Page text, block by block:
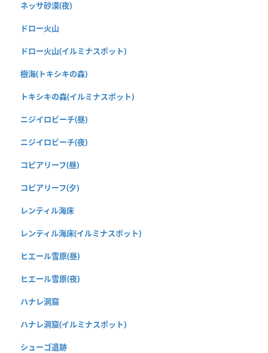
ネッサ砂漠(夜)
ドロー火山
ドロー火山(イルミナスポット)
樹海(トキシキの森)
トキシキの森(イルミナスポット)
ニジイロビーチ(昼)
ニジイロビーチ(夜)
コピアリーフ(昼)
コピアリーフ(夕)
レンティル海床
レンティル海床(イルミナスポット)
ヒエール雪原(昼)
ヒエール雪原(夜)
ハナレ洞窟
ハナレ洞窟(イルミナスポット)
シューゴ遺跡